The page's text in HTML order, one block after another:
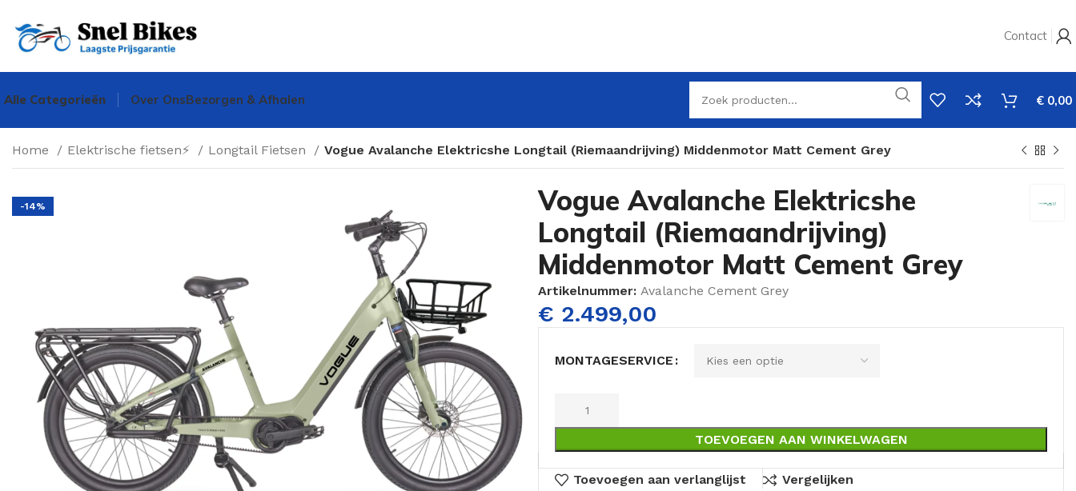
Contact
Alle Categorieën Over OnsBezorgen & Afhalen € 0,00
Home Elektrische fietsen⚡ Longtail Fietsen Vogue Avalanche Elektricshe Longtail (Riemaandrijving) Middenmotor Matt Cement Grey
-14%
Vogue Avalanche Elektricshe
Longtail (Riemaandrijving)
Middenmotor Matt Cement Grey
Artikelnummer: Avalanche Cement Grey
€ 2.499,00
MONTAGESERVICE
TOEVOEGEN AAN WINKELWAGEN
Toevoegen aan verlanglijst Vergelijken